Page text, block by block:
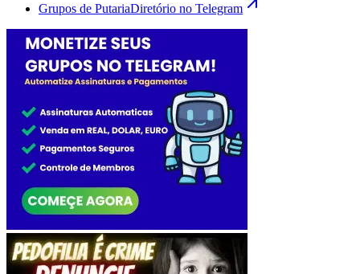
Grupos de PutariaDiretório no Telegram